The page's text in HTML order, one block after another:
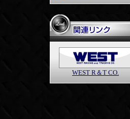
WEST R＆T CO.